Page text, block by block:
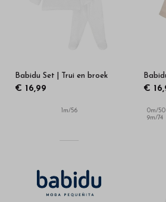
Babidu Set | Trui en broek
€ 16,99
1m/56
€
0m/50
9m/74